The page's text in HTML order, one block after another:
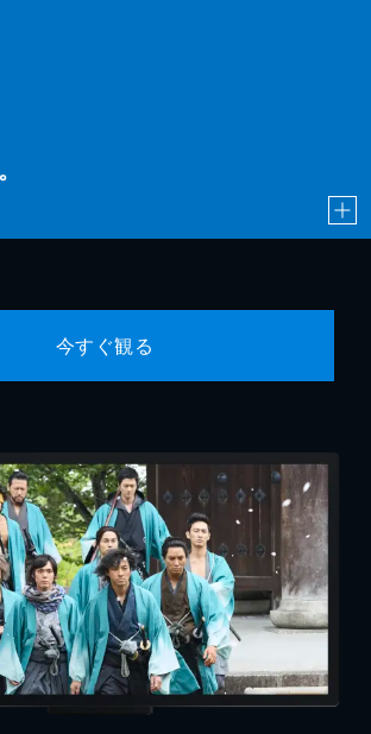
今すぐ観る